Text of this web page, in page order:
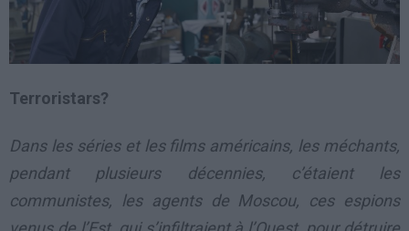
Terroristars?
Dans les séries et les films américains, les méchants,
pendant plusieurs décennies, c’étaient les
communistes, les agents de Moscou, ces espions